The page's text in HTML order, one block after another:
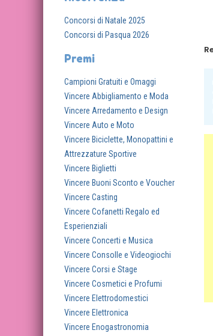
Concorsi di Natale 2025
Concorsi di Pasqua 2026
Premi
Campioni Gratuiti e Omaggi
Vincere Abbigliamento e Moda
Vincere Arredamento e Design
Vincere Auto e Moto
Vincere Biciclette, Monopattini e
Attrezzature Sportive
Vincere Biglietti
Vincere Buoni Sconto e Voucher
Vincere Casting
Vincere Cofanetti Regalo ed
Esperienziali
Vincere Concerti e Musica
Vincere Consolle e Videogiochi
Vincere Corsi e Stage
Vincere Cosmetici e Profumi
Vincere Elettrodomestici
Vincere Elettronica
Vincere Enogastronomia